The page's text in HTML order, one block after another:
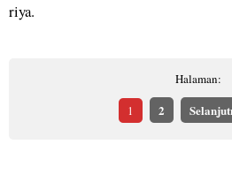
riya.
Halaman:
1
2